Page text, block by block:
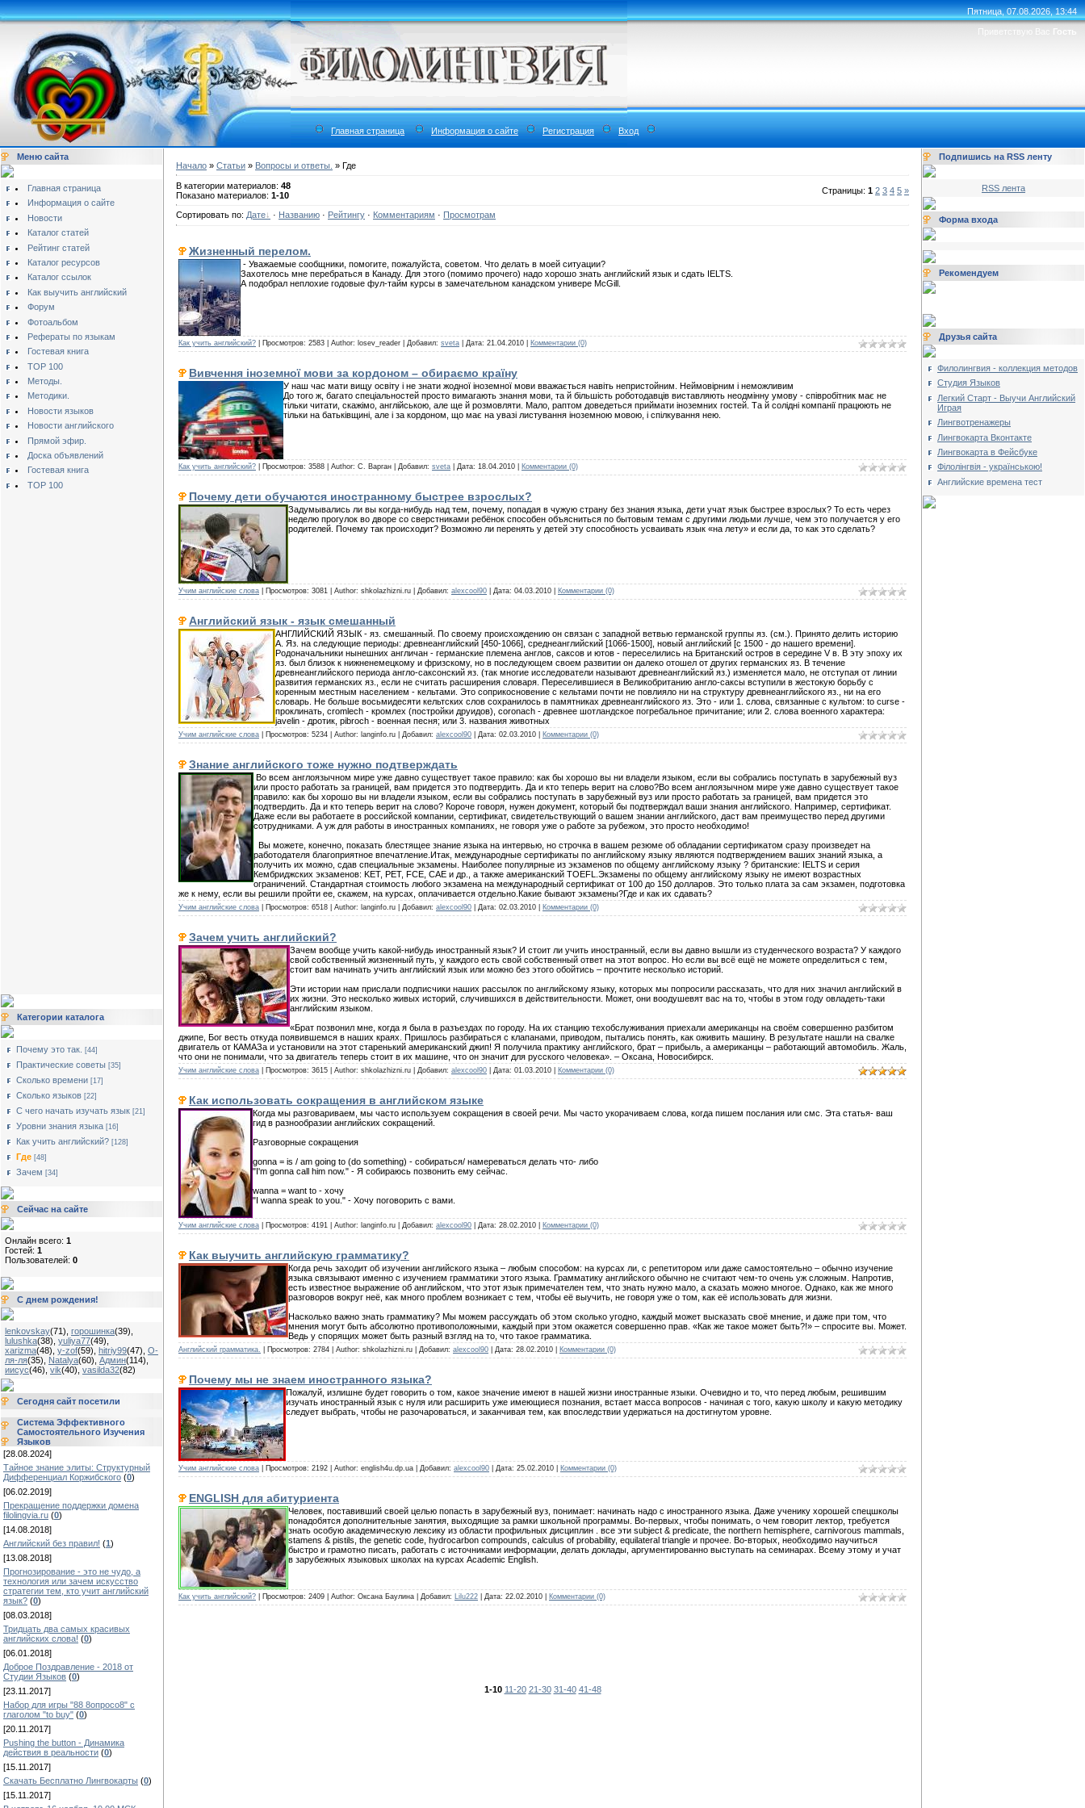
Пятница, 07.08.2026, 13:44
Приветствую Вас Гость
Главная страница Информация о сайте Регистрация Вход
Меню сайта
Главная страница
Информация о сайте
Новости
Каталог статей
Рейтинг статей
Каталог ресурсов
Каталог ссылок
Как выучить английский
Форум
Фотоальбом
Рефераты по языкам
Гостевая книга
TOP 100
Методы.
Методики.
Новости языков
Новости английского
Прямой эфир.
Доска объявлений
Гостевая книга
TOP 100
Категории каталога
Почему это так. [44]
Практические советы [35]
Сколько времени [17]
Сколько языков [22]
С чего начать изучать язык [21]
Уровни знания языка [16]
Как учить английский? [128]
Где [48]
Зачем [34]
Сейчас на сайте
Онлайн всего: 1
Гостей: 1
Пользователей: 0
С днем рождения!
lenkovskay(71) горошинка(39)
lulushka(38) yuliya77(49)
xarizma(48) y-zof(59) hitriy99(47) О-
ля-ля(35) Natalya(60) Админ(114)
иисус(46) vik(40) vasilda32(82)
Сегодня сайт посетили
Система Эффективного
Самостоятельного Изучения
Языков
[28.08.2024]
Тайное знание элиты: Структурный
Дифференциал Коржибского (0)
[06.02.2019]
Прекращение поддержки домена
filolingvia.ru (0)
[14.08.2018]
Английский без правил! (1)
[13.08.2018]
Прогнозирование - это не чудо, а
технология или зачем искусство
стратегии тем, кто учит английский
язык? (0)
[08.03.2018]
Тридцать два самых красивых
английских слова! (0)
[06.01.2018]
Доброе Поздравление - 2018 от
Студии Языков (0)
[23.11.2017]
Набор для игры "88 8опросо8" с
глаголом "to buy" (0)
[20.11.2017]
Pushing the button - Динамика
действия в реальности (0)
[15.11.2017]
Скачать Бесплатно Лингвокарты (0)
[15.11.2017]
Начало » Статьи » Вопросы и ответы. » Где
В категории материалов: 48
Показано материалов: 1-10 Страницы: 1 2 3 4 5 »
Сортировать по: Дате · Названию · Рейтингу · Комментариям · Просмотрам
Жизненный перелом.
- Уважаемые сообщники, помогите, пожалуйста, советом. Что делать в моей ситуации?
Захотелось мне перебраться в Канаду. Для этого (помимо прочего) надо хорошо знать английский язык и сдать IELTS.
А подобрал неплохие годовые фул-тайм курсы в замечательном канадском универе McGill.
Как учить английский? | Просмотров: 2583 | Author: losev_reader | Добавил: sveta | Дата: 21.04.2010 Комментарии (0)
Вивчення іноземної мови за кордоном – обираємо країну
У наш час мати вищу освіту і не знати жодної іноземної мови вважається навіть непристойним. Неймовірним і неможливим
До того ж, багато спеціальностей просто вимагають знання мови, та й більшість роботодавців виставляють неодмінну умову - співробітник має не
тільки читати, скажімо, англійською, але ще й розмовляти. Мало, раптом доведеться приймати іноземних гостей. Та й солідні компанії працюють не
тільки на батьківщині, але і за кордоном, що має на увазі листування іноземною мовою, і спілкування нею.
Как учить английский? | Просмотров: 3588 | Author: С. Варган | Добавил: sveta | Дата: 18.04.2010 Комментарии (0)
Почему дети обучаются иностранному быстрее взрослых?
Задумывались ли вы когда-нибудь над тем, почему, попадая в чужую страну без знания языка, дети учат язык быстрее взрослых? То есть через
неделю прогулок во дворе со сверстниками ребёнок способен объясниться по бытовым темам с другими людьми лучше, чем это получается у его
родителей. Почему так происходит? Возможно ли перенять у детей эту способность усваивать язык «на лету» и если да, то как это сделать?
Учим английские слова | Просмотров: 3081 | Author: shkolazhizni.ru | Добавил: alexcool90 | Дата: 04.03.2010 Комментарии (0)
Английский язык - язык смешанный
АНГЛИЙСКИЙ ЯЗЫК - яз. смешанный. По своему происхождению он связан с западной ветвью германской группы яз. (см.). Принято делить историю
А. Яз. на следующие периоды: древнеанглийский [450-1066], среднеанглийский [1066-1500], новый английский [с 1500 - до нашего времени].
Родоначальники нынешних англичан - германские племена англов, саксов и ютов - переселились на Британский остров в середине V в. В эту эпоху их
яз. был близок к нижненемецкому и фризскому, но в последующем своем развитии он далеко отошел от других германских яз. В течение
древнеанглийского периода англо-саксонский яз. (так многие исследователи называют древнеанглийский яз.) изменяется мало, не отступая от линии
развития германских яз., если не считать расширения словаря. Переселившиеся в Великобританию англо-саксы вступили в жестокую борьбу с
коренным местным населением - кельтами. Это соприкосновение с кельтами почти не повлияло ни на структуру древнеанглийского яз., ни на его
словарь. Не больше восьмидесяти кельтских слов сохранилось в памятниках древнеанглийского яз. Это - или 1. слова, связанные с культом: to curse -
проклинать, cromlech - кромлех (постройки друидов), coronach - древнее шотландское погребальное причитание; или 2. слова военного характера:
javelin - дротик, pibroch - военная песня; или 3. названия животных
Учим английские слова | Просмотров: 5234 | Author: langinfo.ru | Добавил: alexcool90 | Дата: 02.03.2010 Комментарии (0)
Знание английского тоже нужно подтверждать
Во всем англоязычном мире уже давно существует такое правило: как бы хорошо вы ни владели языком, если вы собрались поступать в зарубежный вуз
или просто работать за границей, вам придется это подтвердить. Да и кто теперь верит на слово?Во всем англоязычном мире уже давно существует такое
правило: как бы хорошо вы ни владели языком, если вы собрались поступать в зарубежный вуз или просто работать за границей, вам придется это
подтвердить. Да и кто теперь верит на слово? Короче говоря, нужен документ, который бы подтверждал ваши знания английского. Например, сертификат.
Даже если вы работаете в российской компании, сертификат, свидетельствующий о вашем знании английского, даст вам преимущество перед другими
сотрудниками. А уж для работы в иностранных компаниях, не говоря уже о работе за рубежом, это просто необходимо!
Вы можете, конечно, показать блестящее знание языка на интервью, но строчка в вашем резюме об обладании сертификатом сразу произведет на
работодателя благоприятное впечатление.Итак, международные сертификаты по английскому языку являются подтверждением ваших знаний языка, а
получить их можно, сдав специальные экзамены. Наиболее популярные из экзаменов по общему английскому языку ? британские: IELTS и серия
Кембриджских экзаменов: KET, PET, FCE, CAE и др., а также американский TOEFL.Экзамены по общему английскому языку не имеют возрастных
ограничений. Стандартная стоимость любого экзамена на международный сертификат от 100 до 150 долларов. Это только плата за сам экзамен, подготовка
же к нему, если вы решили пройти ее, скажем, на курсах, оплачивается отдельно.Какие бывают экзамены?Где и как их сдавать?
Учим английские слова | Просмотров: 6518 | Author: langinfo.ru | Добавил: alexcool90 | Дата: 02.03.2010 Комментарии (0)
Зачем учить английский?
Зачем вообще учить какой-нибудь иностранный язык? И стоит ли учить иностранный, если вы давно вышли из студенческого возраста? У каждого
свой собственный жизненный путь, у каждого есть свой собственный ответ на этот вопрос. Но если вы всё ещё не можете определиться с тем,
стоит вам начинать учить английский язык или можно без этого обойтись – прочтите несколько историй.
Эти истории нам прислали подписчики наших рассылок по английскому языку, которых мы попросили рассказать, что для них значил английский в
их жизни. Это несколько живых историй, случившихся в действительности. Может, они воодушевят вас на то, чтобы в этом году овладеть-таки
английским языком.
«Брат позвонил мне, когда я была в разъездах по городу. На их станцию техобслуживания приехали американцы на своём совершенно разбитом
джипе, Бог весть откуда появившемся в наших краях. Пришлось разбираться с клапанами, приводом, пытались понять, как оживить машину. В результате нашли на свалке
двигатель от КАМАЗа и установили на этот старенький американский джип! Я получила практику английского, брат – прибыль, а американцы – работающий автомобиль. Жаль,
что они не понимали, что за двигатель теперь стоит в их машине, что он значит для русского человека». – Оксана, Новосибирск.
Учим английские слова | Просмотров: 3615 | Author: shkolazhizni.ru | Добавил: alexcool90 | Дата: 01.03.2010 Комментарии (0)
Как использовать сокращения в английском языке
Когда мы разговариваем, мы часто используем сокращения в своей речи. Мы часто укорачиваем слова, когда пишем послания или смс. Эта статья- ваш
гид в разнообразии английских сокращений.
Разговорные сокращения
gonna = is / am going to (do something) - собираться/ намереваться делать что- либо
"I'm gonna call him now." - Я собираюсь позвонить ему сейчас.
wanna = want to - хочу
"I wanna speak to you." - Хочу поговорить с вами.
Учим английские слова | Просмотров: 4191 | Author: langinfo.ru | Добавил: alexcool90 | Дата: 28.02.2010 Комментарии (0)
Как выучить английскую грамматику?
Когда речь заходит об изучении английского языка – любым способом: на курсах ли, с репетитором или даже самостоятельно – обычно изучение
языка связывают именно с изучением грамматики этого языка. Грамматику английского обычно не считают чем-то очень уж сложным. Напротив,
есть известное выражение об английском, что этот язык примечателен тем, что знать нужно мало, а сказать можно многое. Однако, как же много
разговоров вокруг неё, как много проблем возникает с тем, чтобы её выучить, не говоря уже о том, как её использовать для жизни.
Насколько важно знать грамматику? Мы можем рассуждать об этом сколько угодно, каждый может высказать своё мнение, и даже при том, что
мнения могут быть абсолютно противоположными, каждый при этом окажется совершенно прав. «Как же такое может быть?!» – спросите вы. Может.
Ведь у спорящих может быть разный взгляд на то, что такое грамматика.
Английский грамматика. | Просмотров: 2784 | Author: shkolazhizni.ru | Добавил: alexcool90 | Дата: 28.02.2010 Комментарии (0)
Почему мы не знаем иностранного языка?
Пожалуй, излишне будет говорить о том, какое значение имеют в нашей жизни иностранные языки. Очевидно и то, что перед любым, решившим
изучать иностранный язык с нуля или расширить уже имеющиеся познания, встает масса вопросов - начиная с того, какую школу и какую методику
следует выбрать, чтобы не разочароваться, и заканчивая тем, как впоследствии удержаться на достигнутом уровне.
Учим английские слова | Просмотров: 2192 | Author: english4u.dp.ua | Добавил: alexcool90 | Дата: 25.02.2010 Комментарии (0)
ENGLISH для абитуриента
Человек, поставивший своей целью попасть в зарубежный вуз, понимает: начинать надо с иностранного языка. Даже ученику хорошей спецшколы
понадобятся дополнительные занятия, выходящие за рамки школьной программы. Во-первых, чтобы понимать, о чем говорит лектор, требуется
знать особую академическую лексику из области профильных дисциплин . все эти subject & predicate, the northern hemisphere, carnivorous mammals,
stamens & pistils, the genetic code, hydrocarbon compounds, calculus of probability, equilateral triangle и прочее. Во-вторых, необходимо научиться
быстро и грамотно писать, работать с источниками информации, делать доклады, аргументированно выступать на семинарах. Всему этому и учат
в зарубежных языковых школах на курсах Academic English.
Как учить английский? | Просмотров: 2409 | Author: Оксана Баулина | Добавил: Lilu222 | Дата: 22.02.2010 Комментарии (0)
1-10 11-20 21-30 31-40 41-48
Подпишись на RSS ленту
RSS лента
Форма входа
Рекомендуем
Друзья сайта
Филолингвия - коллекция методов
Студия Языков
Легкий Старт - Выучи Английский
Играя
Лингвотренажеры
Лингвокарта Вконтакте
Лингвокарта в Фейсбуке
Філолінгвія - українською!
Английские времена тест